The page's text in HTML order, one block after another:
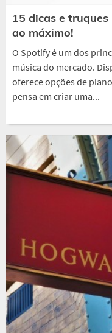
15 dicas e
ao máximo!
O Spotify é um dos
música do mercado.
oferece opções de
pensa em criar uma...